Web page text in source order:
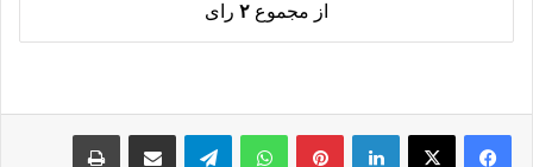
از مجموع ۲ رای
لینکدین پینترستواتس آپ تلگرام اشتراک گذاری از طریق ایمیل چاپ